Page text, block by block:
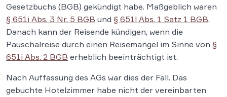
Gesetzbuchs (BGB) gekündigt habe. Maßgeblich waren
§ 651i Abs. 3 Nr. 5 BGB und § 651l Abs. 1 Satz 1 BGB.
Danach kann der Reisende kündigen, wenn die
Pauschalreise durch einen Reisemangel im Sinne von §
651i Abs. 2 BGB erheblich beeinträchtigt ist.
Nach Auffassung des AGs war dies der Fall. Das
gebuchte Hotelzimmer habe nicht der vereinbarten